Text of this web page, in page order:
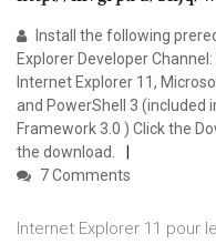
Install the following
Explorer Developer
Internet Explorer 11,
and PowerShell 3 (included
Framework 3.0 ) Click the
the download.
7 Comments
Internet Explorer 11 pour